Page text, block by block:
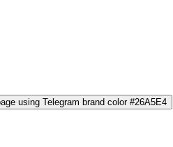
using Telegram brand color #26A5E4